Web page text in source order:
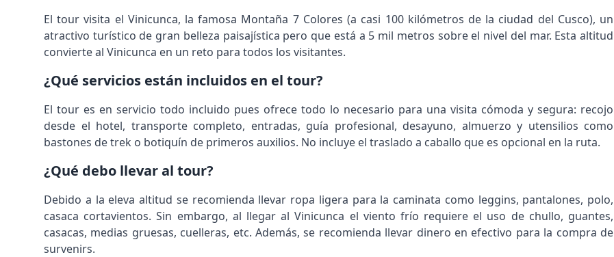
El tour visita el Vinicunca, la famosa Montaña 7 Colores (a casi 100 kilómetros de la ciudad del Cusco), un
atractivo turístico de gran belleza paisajística pero que está a 5 mil metros sobre el nivel del mar. Esta altitud
convierte al Vinicunca en un reto para todos los visitantes.
¿Qué servicios están incluidos en el tour?
El tour es en servicio todo incluido pues ofrece todo lo necesario para una visita cómoda y segura: recojo
desde el hotel, transporte completo, entradas, guía profesional, desayuno, almuerzo y utensilios como
bastones de trek o botiquín de primeros auxilios. No incluye el traslado a caballo que es opcional en la ruta.
¿Qué debo llevar al tour?
Debido a la eleva altitud se recomienda llevar ropa ligera para la caminata como leggins, pantalones, polo,
casaca cortavientos. Sin embargo, al llegar al Vinicunca el viento frío requiere el uso de chullo, guantes,
casacas, medias gruesas, cuelleras, etc. Además, se recomienda llevar dinero en efectivo para la compra de
survenirs.